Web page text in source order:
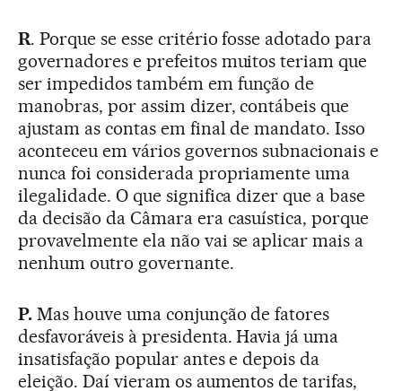
R. Porque se esse critério fosse adotado para
governadores e prefeitos muitos teriam que
ser impedidos também em função de
manobras, por assim dizer, contábeis que
ajustam as contas em final de mandato. Isso
aconteceu em vários governos subnacionais e
nunca foi considerada propriamente uma
ilegalidade. O que significa dizer que a base
da decisão da Câmara era casuística, porque
provavelmente ela não vai se aplicar mais a
nenhum outro governante.
P.Mas houve uma conjunção de fatores
desfavoráveis à presidenta. Havia já uma
insatisfação popular antes e depois da
eleição. Daí vieram os aumentos de tarifas,